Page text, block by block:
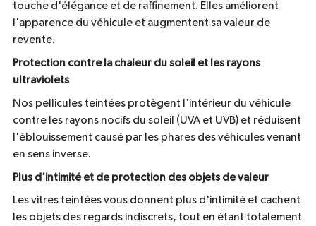
touche d'élégance et de raffinement. Elles améliorent
l'apparence du véhicule et augmentent sa valeur de
revente.
Protection contre la chaleur du soleil et les rayons
ultraviolets
Nos pellicules teintées protègent l'intérieur du véhicule
contre les rayons nocifs du soleil (UVA et UVB) et réduisent
l'éblouissement causé par les phares des véhicules venant
en sens inverse.
Plus d'intimité et de protection des objets de valeur
Les vitres teintées vous donnent plus d'intimité et cachent
les objets des regards indiscrets, tout en étant totalement